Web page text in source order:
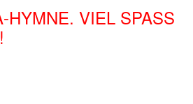
HYMNE. VIEL SPASS